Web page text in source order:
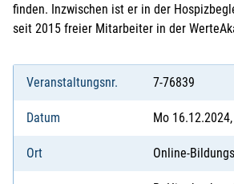
finden. Inzwischen ist er in der
seit 2015 freier Mitarbeiter in der
Veranstaltungsnr. 7-76839
Datum Mo
Ort Online-